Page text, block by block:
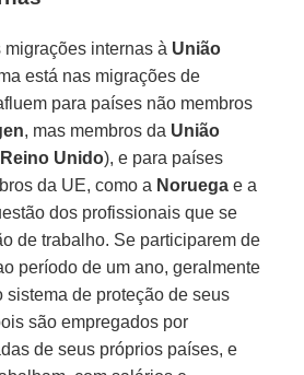
migrações internas à União
está nas migrações de
para países não membros
, mas membros da União
Reino Unido), e para países
da UE, como a Noruega e a
dos profissionais que se
de trabalho. Se participarem de
período de um ano, geralmente
sistema de proteção de seus
são empregados por
de seus próprios países, e